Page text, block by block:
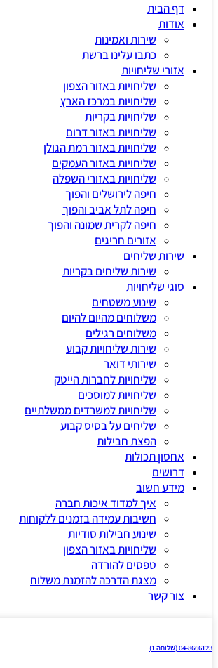
דף הבית
אודות
שירות ואמינות
כתבו עלינו ברשת
אזורי שליחויות
שליחויות באזור הצפון
שליחויות במרכז הארץ
שליחויות בקריות
שליחויות באזור דרום
שליחויות באזור רמת הגולן
שליחויות באזור העמקים
שליחויות באזורי השפלה
חיפה לירושלים והפוך
חיפה לתל אביב והפוך
חיפה לקרית שמונה והפוך
אזורים חריגים
שירות שליחים
שירות שליחים בקריות
סוגי שליחויות
שינוע משטחים
משלוחים מהיום להיום
משלוחים רגילים
שירות שליחויות קבוע
שירותי דואר
שליחויות לחברות הייטק
שליחויות למוסכים
שליחויות למשרדים ממשלתיים
שליחים על בסיס קבוע
הפצת חבילות
אחסון תכולות
דרושים
מידע חשוב
איך למדוד איכות חברה
חשיבות עמידה בזמנים ללקוחות
שינוע חבילות סודיות
שליחויות באזור הצפון
טפסים להורדה
מצגת הדרכה להזמנת משלוח
צור קשר
04-8666123 (שלוחה 1)